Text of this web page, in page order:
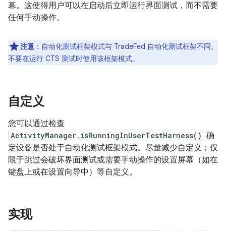
幕。 这使得用户可以在启动后立即运行界面测试，而不需要
任何手动操作。
注意 ：自动化测试框架模式与 TradeFed 自动化测试框架不同。
不要在运行 CTS 测试时使用该框架模式。
自定义
您可以通过检查
ActivityManager.isRunningInUserTestHarness() 确
定设备是否处于自动化测试框架模式。尽量减少自定义；仅
限于跳过会破坏界面测试或需要手动操作的设置屏幕（如在
键盘上或在设置向导中）等自定义。
实现